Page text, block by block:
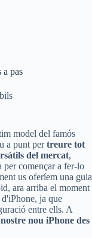
a pas
model del famós
a punt pertreure tot
del mercat,
per començar a fer-lo
us oferíem una guia
ara arriba el moment
ja que
entre ells. A
nou iPhone des